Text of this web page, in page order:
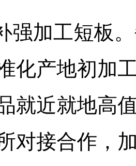
强加工短板
化产地初加
就近就地高
对接合作，